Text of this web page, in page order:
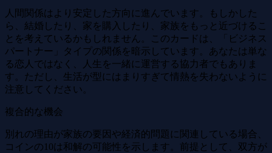
人間関係はより安定した方向に進んでいます。もしかした
ら、結婚したり、家を購入したり、家族をもっと近づけるこ
とを考えているかもしれません。このカードは、「ビジネス
パートナー」タイプの関係を暗示しています。あなたは単な
る恋人ではなく、人生を一緒に運営する協力者でもありま
す。ただし、生活が型にはまりすぎて情熱を失わないように
注意してください。
複合的な機会
別れの理由が家族の要因や経済的問題に関連している場合、
コインの10は和解の可能性を示します。前提として、双方が